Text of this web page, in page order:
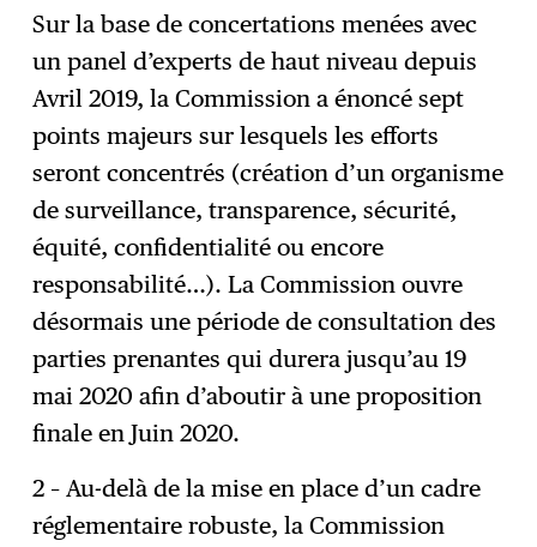
Sur la base de concertations menées avec
un panel d’experts de haut niveau depuis
Avril 2019, la Commission a énoncé sept
points majeurs sur lesquels les efforts
seront concentrés (création d’un organisme
de surveillance, transparence, sécurité,
équité, confidentialité ou encore
responsabilité…). La Commission ouvre
désormais une période de consultation des
parties prenantes qui durera jusqu’au 19
mai 2020 afin d’aboutir à une proposition
finale en Juin 2020.
2 – Au-delà de la mise en place d’un cadre
réglementaire robuste, la Commission